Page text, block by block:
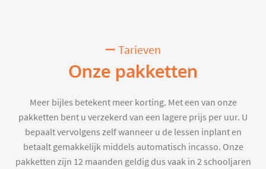
Tarieven
Onze pakketten
Meer bijles betekent meer korting. Met een van onze
pakketten bent u verzekerd van een lagere prijs per uur. U
bepaalt vervolgens zelf wanneer u de lessen inplant en
betaalt gemakkelijk middels automatisch incasso. Onze
pakketten zijn 12 maanden geldig dus vaak in 2 schooljaren